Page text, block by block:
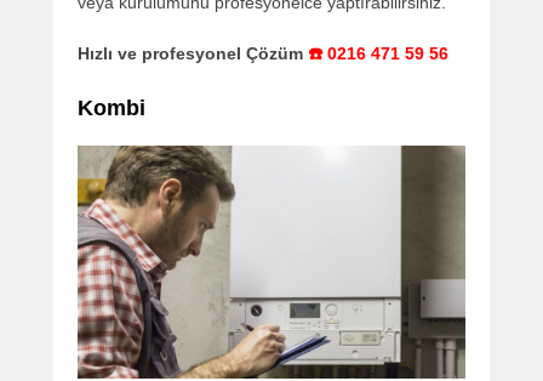
Hızlı ve profesyonel Çözüm ☎️ 0216 471 59 56
Kombi